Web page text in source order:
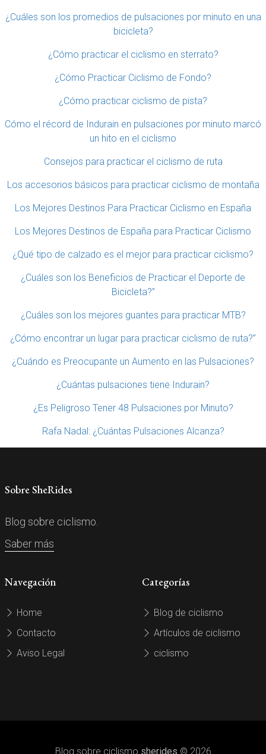
¿Cuáles son los promedios de pulsaciones por minuto en una
bicicleta?
¿Cómo practicar el ciclismo en sterrato?
¿Cómo Practicar Ciclismo de Fondo?
¿Cómo practicar ciclismo de pista?
Cómo el récord de Indurain en pulsaciones por minuto marcó
un hito en el ciclismo
Consejos para practicar el ciclismo de ruta
Los accesorios básicos para practicar ciclismo de montaña
Los Mejores Destinos Para Practicar Ciclismo en España
Los Mejores Destinos de España para Practicar Ciclismo
¿Qué tipo de calzado es el mejor para practicar ciclismo?
¿Cuáles son los Beneficios de Practicar el Deporte de
Bicicleta?”
¿Cuáles son los mejores guantes para practicar MTB?
¿Cómo encontrar un lugar para practicar ciclismo de ruta?”
¿Cuándo es Preocupante un Aumento en las Pulsaciones?
¿Cuántas pulsaciones tiene Indurain?
¿Es Peligroso Tener 48 Pulsaciones por Minuto?
Rafa Nadal: ¿Cuántas Pulsaciones Alcanza?
Sobre SheRides
Blog sobre ciclismo.
Saber más
Navegación
Home
Contacto
Aviso Legal
Categorías
Blog de ciclismo
Artículos de ciclismo
ciclismo
Blog sobre ciclismo sherides © 2026